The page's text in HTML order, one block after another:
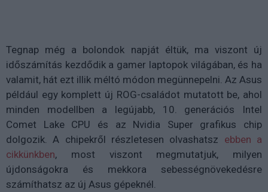
Tegnap még a bolondok napját éltük, ma viszont új
időszámítás kezdődik a gamer laptopok világában, és ha
valamit, hát ezt illik méltó módon megünnepelni. Az Asus
például egy komplett új ROG-családot mutatott be, ahol
minden modellben a legújabb, 10. generációs Intel
Comet Lake CPU és az Nvidia Super grafikus chip
dolgozik. A chipekről részletesen olvashatsz ebben a
cikkünkben, most viszont megmutatjuk, milyen
újdonságokra és mekkora sebességnövekedésre
számíthatsz az új Asus gépeknél.